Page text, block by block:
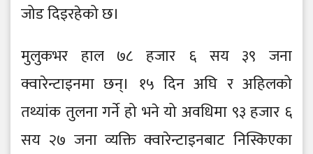
जोड दिइरहेको छ।
मुलुकभर हाल ७८ हजार ६ सय ३९ जना
क्वारेन्टाइनमा छन्। १५ दिन अघि र अहिलको
तथ्यांक तुलना गर्ने हो भने यो अवधिमा ९३ हजार ६
सय २७ जना व्यक्ति क्वारेन्टाइनबाट निस्किएका